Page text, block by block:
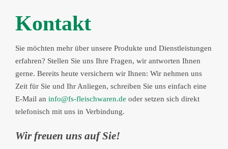
Kontakt
Sie möchten mehr über unsere Produkte und Dienstleistungen
erfahren? Stellen Sie uns Ihre Fragen, wir antworten Ihnen
gerne. Bereits heute versichern wir Ihnen: Wir nehmen uns
Zeit für Sie und Ihr Anliegen, schreiben Sie uns einfach eine
E-Mail an info@fs-fleischwaren.de oder setzen sich direkt
telefonisch mit uns in Verbindung.
Wir freuen uns auf Sie!